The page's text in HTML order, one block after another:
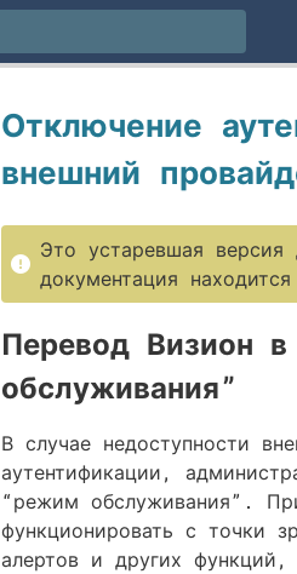
Отключение
внешний
Это устаревшая версия
документация
Перевод Визион
обслуживания”
В случае недоступности
аутентификации,
“режим обслуживания”.
функционировать с точки
алертов и других функций,